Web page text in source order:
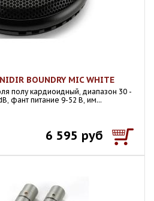
BOUNDRY MIC WHITE
полу кардиоидный, диапазон 30 -
фант питание 9-52 В, им...
6 595 руб